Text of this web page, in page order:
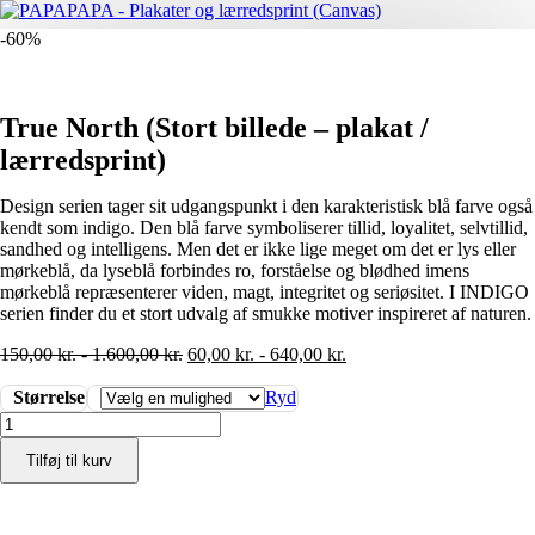
-60%
True North (Stort billede – plakat /
lærredsprint)
Design serien tager sit udgangspunkt i den karakteristisk blå farve også
kendt som indigo. Den blå farve symboliserer tillid, loyalitet, selvtillid,
sandhed og intelligens. Men det er ikke lige meget om det er lys eller
mørkeblå, da lyseblå forbindes ro, forståelse og blødhed imens
mørkeblå repræsenterer viden, magt, integritet og seriøsitet. I INDIGO
serien finder du et stort udvalg af smukke motiver inspireret af naturen.
150,00kr.-1.600,00kr. 60,00 kr. - 640,00 kr.
Størrelse
Ryd
True
North
(Stort
billede
Tilføj til kurv